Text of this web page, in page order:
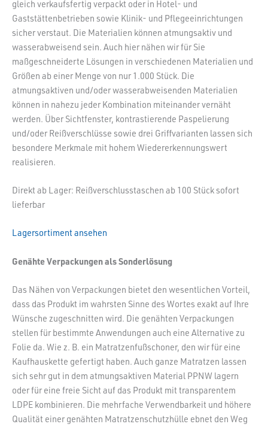
gleich verkaufsfertig verpackt oder in Hotel- und
Gaststättenbetrieben sowie Klinik- und Pflegeeinrichtungen
sicher verstaut. Die Materialien können atmungsaktiv und
wasserabweisend sein. Auch hier nähen wir für Sie
maßgeschneiderte Lösungen in verschiedenen Materialien und
Größen ab einer Menge von nur 1.000 Stück. Die
atmungsaktiven und/oder wasserabweisenden Materialien
können in nahezu jeder Kombination miteinander vernäht
werden. Über Sichtfenster, kontrastierende Paspelierung
und/oder Reißverschlüsse sowie drei Griffvarianten lassen sich
besondere Merkmale mit hohem Wiedererkennungswert
realisieren.
Direkt ab Lager: Reißverschlusstaschen ab 100 Stück sofort
lieferbar
Lagersortiment ansehen
Genähte Verpackungen als Sonderlösung
Das Nähen von Verpackungen bietet den wesentlichen Vorteil,
dass das Produkt im wahrsten Sinne des Wortes exakt auf Ihre
Wünsche zugeschnitten wird. Die genähten Verpackungen
stellen für bestimmte Anwendungen auch eine Alternative zu
Folie da. Wie z. B. ein Matratzenfußschoner, den wir für eine
Kaufhauskette gefertigt haben. Auch ganze Matratzen lassen
sich sehr gut in dem atmungsaktiven Material PPNW lagern
oder für eine freie Sicht auf das Produkt mit transparentem
LDPE kombinieren. Die mehrfache Verwendbarkeit und höhere
Qualität einer genähten Matratzenschutzhülle ebnet den Weg